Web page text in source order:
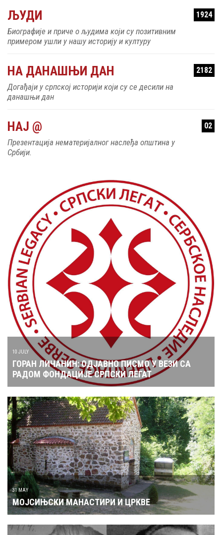
ЉУДИ 1924
Биографије и приче о људима који су позитивним
примером ушли у нашу историју и културу
НА ДАНАШЊИ ДАН 2182
Догађаји у српској историји који су се десили на
данашњи дан
НАЈ @ 02
Презентација нематеријалног наслеђа општина у
Србији.
10 JULY
ГОРАН ЛИЧАНИН: ОДЈАВНО ПИСМО У ВЕЗИ СА
РАДОМ ФОНДАЦИЈЕ СРПСКИ ЛЕГАТ
31 MAY
МОЈСИЊСКИ МАНАСТИРИ И ЦРКВЕ